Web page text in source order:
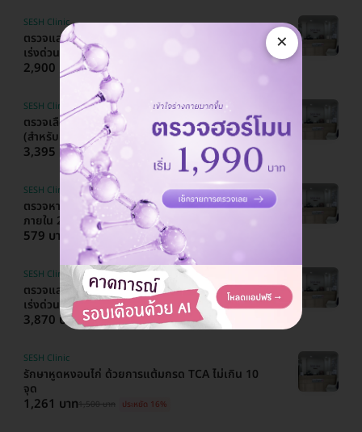
ตรวจและรักษาเชื้อหนองในแท้หรือหนองในเทียม แบบ
เร่งด่วน พร้อมปรึกษาแพทย์
SESH Clinic
2,900 บาท3,850 บาท
ตรวจเลือด 3 รายการ พร้อมรับยา PrEP 30 เม็ด
(สำหรับผู้ที่ไม่มีเชื้อ HIV)
SESH Clinic
3,395 บาท4,520 บาท
ตรวจหาค่าไต (Kidney Function Test) ทราบผล
ภายใน 24 ชั่วโมง
SESH Clinic
579 บาท 590 บาท
ตรวจและรักษาเชื้อหนองในแท้และหนองในเทียม แบบ
เร่งด่วน พร้อมปรึกษาแพทย์
SESH Clinic
3,870 บาท 4,750 บาท ประหยัด 19%
รักษาหูดหงอนไก่ ด้วยการแต้มกรด TCA ไม่เกิน 10
จุด
SESH Clinic
1,261 บาท1,500 บาท ประหยัด 16%
×